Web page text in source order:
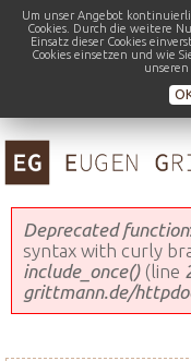
Um unser Angebot
Cookies. Durch die weitere
Einsatz dieser Cookies
Cookies einsetzen und wie
unseren
Deprecated function
syntax with curly
include_once()(line
grittmann.de/